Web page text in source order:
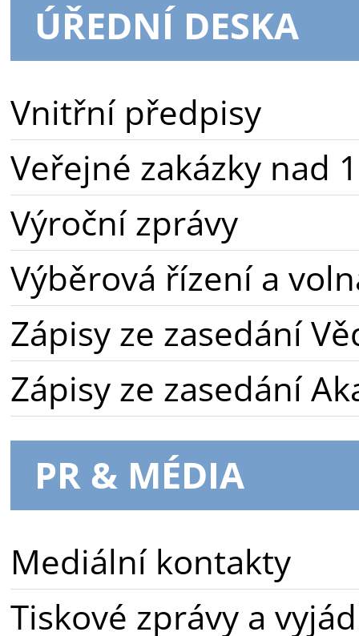
ÚŘEDNÍ DESKA
Vnitřní předpisy
Veřejné zakázky nad
Výroční zprávy
Výběrová řízení a
Zápisy ze zasedání
Zápisy ze zasedání
PR & MÉDIA
Mediální kontakty
Tiskové zprávy a